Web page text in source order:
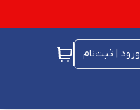
ورود | ثبت‌نام